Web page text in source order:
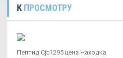
К ПРОСМОТРУ
Пептид Cjc1295 цена Находка